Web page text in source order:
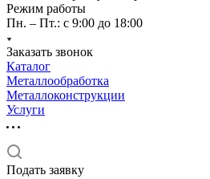
Режим работы
Пн. – Пт.: с 9:00 до 18:00
Заказать звонок
Каталог
Металлообработка
Металлоконструкции
Услуги
Подать заявку